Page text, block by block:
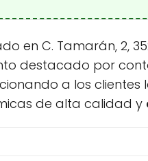
en C. Tamarán, 2,
destacado por
a los
de alta calidad y